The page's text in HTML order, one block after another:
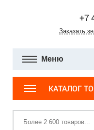
+7
Заказать
Меню
КАТАЛОГ